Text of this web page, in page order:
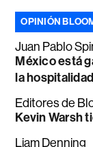
OPINIÓN
Juan Pablo
México está
la hospitalidad
Editores de
Kevin Warsh
Liam Denning